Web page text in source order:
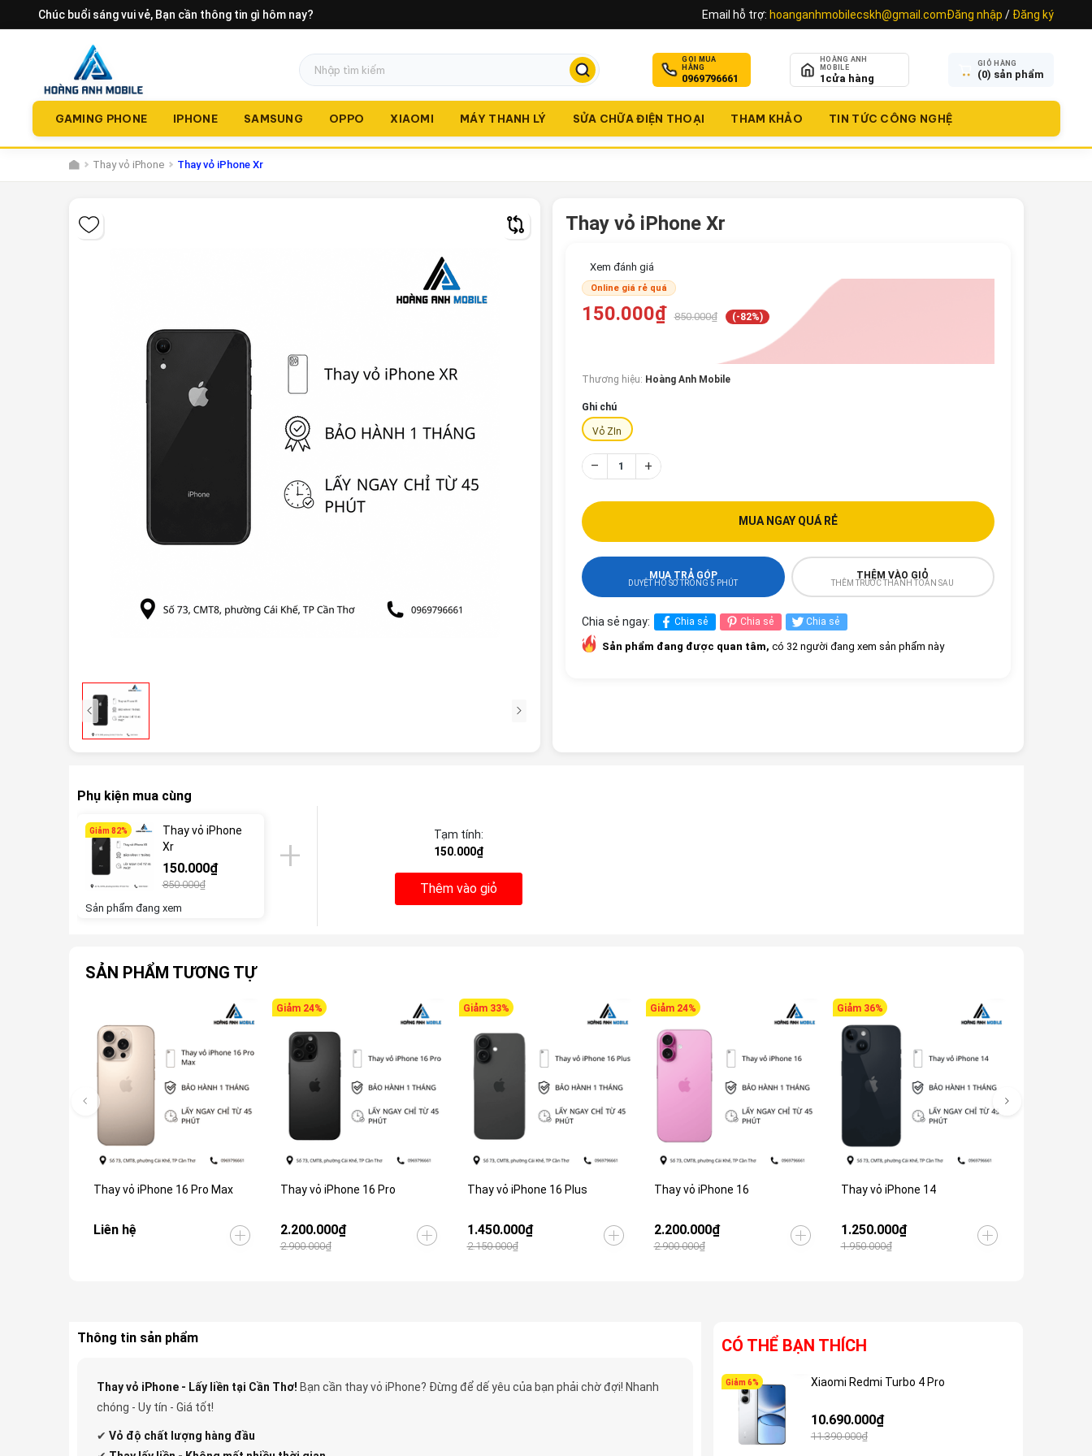
Chúc buổi sáng vui vẻ, Bạn cần thông tin gì hôm nay? Email hỗ trợ: hoanganhmobilecskh@gmail.comĐăng nhập / Đăng ký
GỌI MUA
HÀNG
0969796661
HOÀNG ANH
MOBILE
1 cửa hàng
GIỎ HÀNG
(0) sản phẩm
GAMING PHONE IPHONE SAMSUNG OPPO XIAOMI MÁY THANH LÝ SỬA CHỮA ĐIỆN THOẠI THAM KHẢO TIN TỨC CÔNG NGHỆ
Thay vỏ iPhone Thay vỏ iPhone Xr
Thay vỏ iPhone Xr
Xem đánh giá
Online giá rẻ quá
150.000₫ 850.000₫ (-82%)
Thương hiệu: Hoàng Anh Mobile
Ghi chú
Vỏ ZIn
– +
MUA NGAY QUÁ RẺ
MUA TRẢ GÓP
DUYỆT HỒ SƠ TRONG 5 PHÚT
THÊM VÀO GIỎ
THÊM TRƯỚC THANH TOÁN SAU
Chia sẻ ngay: Chia sẻ Chia sẻ Chia sẻ
Sản phẩm đang được quan tâm, có 32 người đang xem sản phẩm này
Phụ kiện mua cùng
Giảm 82%
Thay vỏ iPhone
Xr
150.000₫
850.000₫
Sản phẩm đang xem
Tạm tính:
150.000₫
Thêm vào giỏ
SẢN PHẨM TƯƠNG TỰ
Thay vỏ iPhone 16 Pro Max
Liên hệ
Giảm 24%
Thay vỏ iPhone 16 Pro
2.200.000₫
2.900.000₫
Giảm 33%
Thay vỏ iPhone 16 Plus
1.450.000₫
2.150.000₫
Giảm 24%
Thay vỏ iPhone 16
2.200.000₫
2.900.000₫
Giảm 36%
Thay vỏ iPhone 14
1.250.000₫
1.950.000₫
Thông tin sản phẩm
Thay vỏ iPhone - Lấy liền tại Cần Thơ! Bạn cần thay vỏ iPhone? Đừng để dế yêu của bạn phải chờ đợi! Nhanh
chóng - Uy tín - Giá tốt!
✔ Vỏ độ chất lượng hàng đầu
CÓ THỂ BẠN THÍCH
Giảm 6% Xiaomi Redmi Turbo 4 Pro
10.690.000₫
11.390.000₫